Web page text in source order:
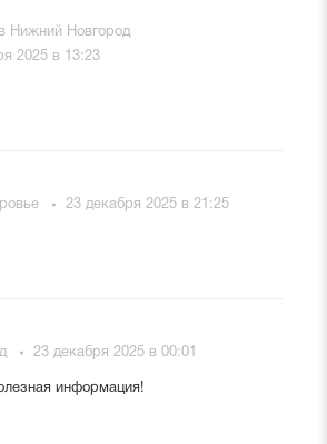
Нижний Новгород
2025 в 13:23
23 декабря 2025 в 21:25
23 декабря 2025 в 00:01
информация!